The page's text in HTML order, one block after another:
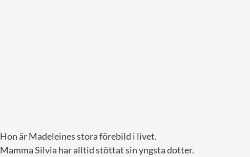
Hon är Madeleines stora förebild i livet.
Mamma Silvia har alltid stöttat sin yngsta dotter.